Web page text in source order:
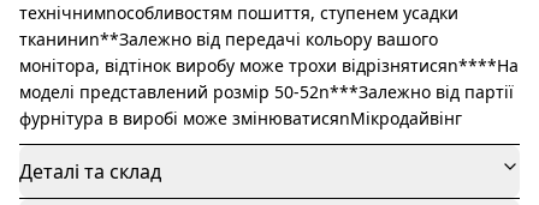
технічнимnособливостям пошиття, ступенем усадки
тканиниn**Залежно від передачі кольору вашого
монітора, відтінок виробу може трохи відрізнятисяn****На
моделі представлений розмір 50-52n***Залежно від партії
фурнітура в виробі може змінюватисяnМікродайвінг
Деталі та склад